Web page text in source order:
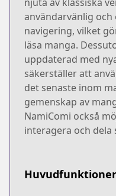
användarvänlig
navigering, vilket
läsa manga.
uppdaterad med
säkerställer att
det senaste inom
gemenskap av
NamiComi också
interagera och dela